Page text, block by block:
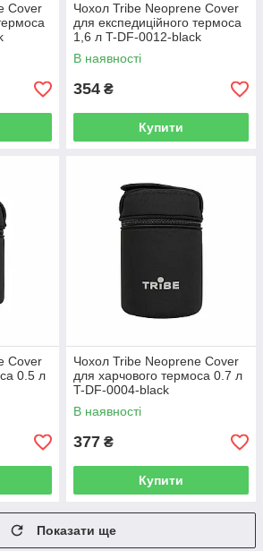
Cover
Чохол Tribe Neoprene Cover
для експедиційного термоса
1,6 л T-DF-0012-black
В наявності
354 ₴
Купити
Cover
0.5 л
Чохол Tribe Neoprene Cover
для харчового термоса 0.7 л
T-DF-0004-black
В наявності
377 ₴
Купити
Показати ще